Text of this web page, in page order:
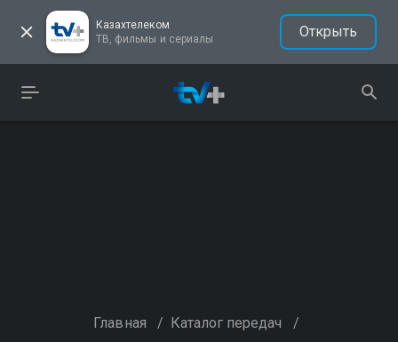
Казахтелеком
ТВ, фильмы и сериалы
Открыть
Главная / Каталог передач /